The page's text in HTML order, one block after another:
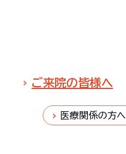
ご来院の皆様へ
医療関係の方へ